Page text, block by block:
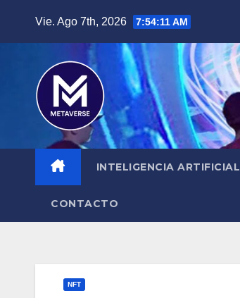
Vie. Ago 7th, 2026 7:54:12 AM
INTELIGENCIA ARTIFICIAL
CONTACTO
NFT